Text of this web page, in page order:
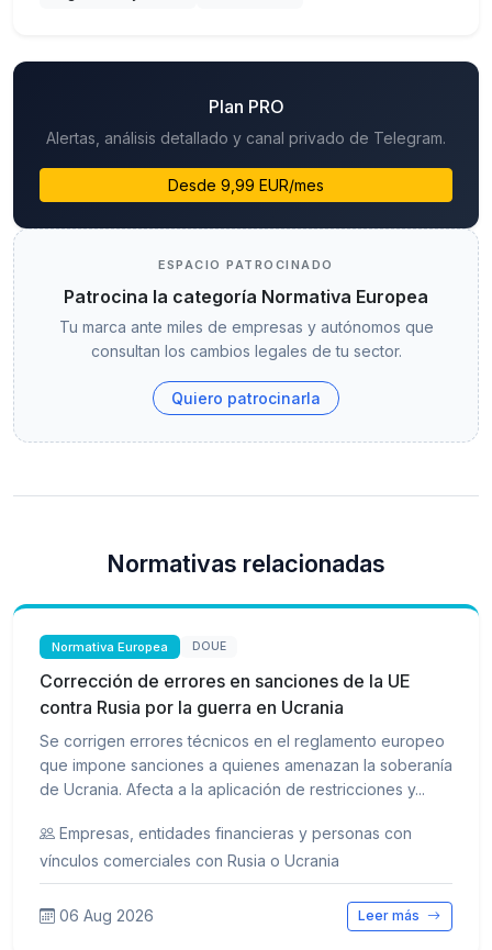
Plan PRO
Alertas, análisis detallado y canal privado de Telegram.
Desde 9,99 EUR/mes
ESPACIO PATROCINADO
Patrocina la categoría Normativa Europea
Tu marca ante miles de empresas y autónomos que
consultan los cambios legales de tu sector.
Quiero patrocinarla
Normativas relacionadas
Normativa Europea DOUE
Corrección de errores en sanciones de la UE
contra Rusia por la guerra en Ucrania
Se corrigen errores técnicos en el reglamento europeo
que impone sanciones a quienes amenazan la soberanía
de Ucrania. Afecta a la aplicación de restricciones y...
Empresas, entidades financieras y personas con
vínculos comerciales con Rusia o Ucrania
06 Aug 2026 Leer más